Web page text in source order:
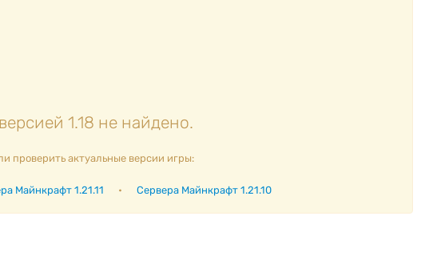
1.18 не найдено.
проверить актуальные версии игры:
Майнкрафт 1.21.11 • Сервера Майнкрафт 1.21.10